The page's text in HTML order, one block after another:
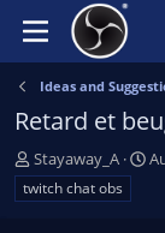
Ideas and
Retard et
T
h
r
Stayaway_A
S
twitch chat obs